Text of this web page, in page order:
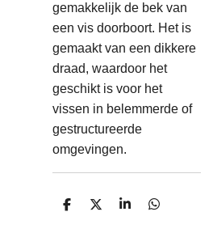
gemakkelijk de bek van
een vis doorboort. Het is
gemaakt van een dikkere
draad, waardoor het
geschikt is voor het
vissen in belemmerde of
gestructureerde
omgevingen.
D
D
S
D